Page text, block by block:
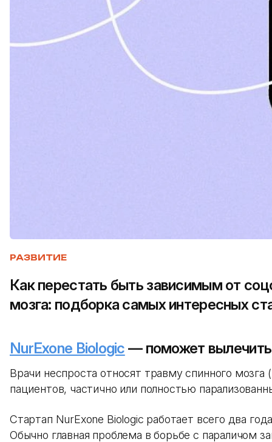
РАЗВИТИЕ
Как перестать быть зависимым от
мозга: подборка самых интересных
NurExone Biologic — поможет вылечить
Врачи неспроста относят травму спинного
пациентов, частично или полностью
Стартап NurExone Biologic работает всего два
Обычно главная проблема в борьбе с параличом